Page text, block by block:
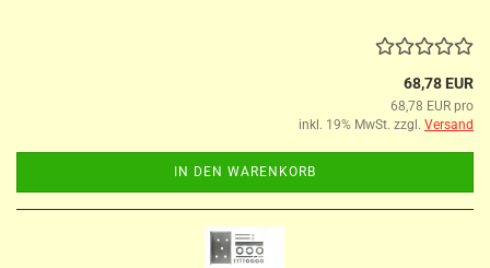
68,78 EUR
68,78 EUR pro
inkl. 19% MwSt. zzgl. Versand
IN DEN WARENKORB